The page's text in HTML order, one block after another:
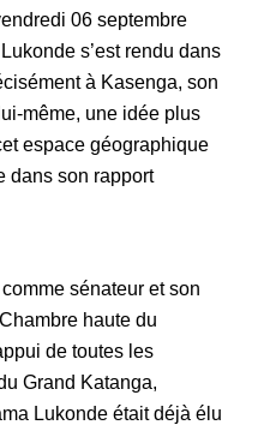
06 septembre
s’est rendu dans
à Kasenga, son
même, une idée plus
espace géographique
dans son rapport
sénateur et son
haute du
de toutes les
Grand Katanga,
Lukonde était déjà élu